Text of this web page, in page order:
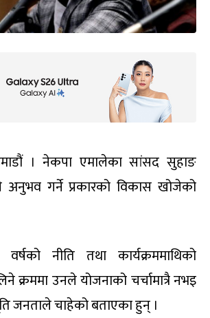
। नेकपा एमालेका सांसद सुहाङ
गर्ने प्रकारको विकास खोजेको
नीति तथा कार्यक्रममाथिको
क्रममा उनले योजनाको चर्चामात्रै नभइ
जनताले चाहेको बताएका हुन् ।